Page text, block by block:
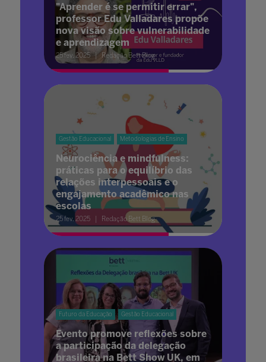
"Aprender é se permitir errar",
professor Edu Valladares propõe
nova visão sobre vulnerabilidade
e aprendizagem
25 fev. 2025 Redação Bett Blog
Gestão Educacional Metodologias de Ensino
Neurociência e mindfulness:
práticas para o equilíbrio das
relações interpessoais e o
engajamento acadêmico nas
escolas
25 fev. 2025 Redação Bett Blog
Futuro da Educação Gestão Educacional
Evento promove reflexões sobre
a participação da delegação
brasileira na Bett Show UK, em